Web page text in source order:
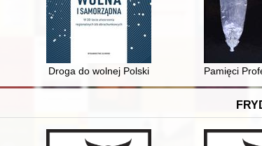
1920 r. : saga o ppłk. Jerzym Dąmbrowskim
Droga do wolnej Polski Pamięci